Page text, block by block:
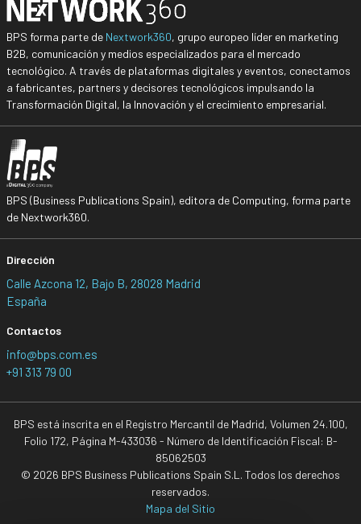
BPS forma parte de Nextwork360, grupo europeo líder en marketing
B2B, comunicación y medios especializados para el mercado
tecnológico. A través de plataformas digitales y eventos, conectamos
a fabricantes, partners y decisores tecnológicos impulsando la
Transformación Digital, la Innovación y el crecimiento empresarial.
BPS (Business Publications Spain), editora de Computing, forma parte
de Nextwork360.
Dirección
Calle Azcona 12, Bajo B, 28028 Madrid
España
Contactos
info@bps.com.es
+91 313 79 00
BPS está inscrita en el Registro Mercantil de Madrid, Volumen 24.100,
Folio 172, Página M-433036 - Número de Identificación Fiscal: B-
85062503
© 2026 BPS Business Publications Spain S.L. Todos los derechos
reservados.
Mapa del Sitio